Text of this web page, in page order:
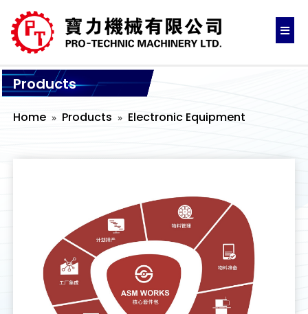
Products
Home Products Electronic Equipment